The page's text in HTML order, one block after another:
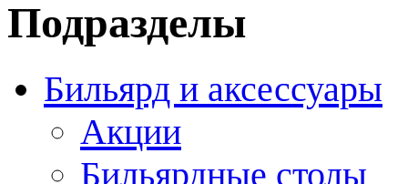
Подразделы
Бильярд и аксессуары
Акции
Бильярдные столы